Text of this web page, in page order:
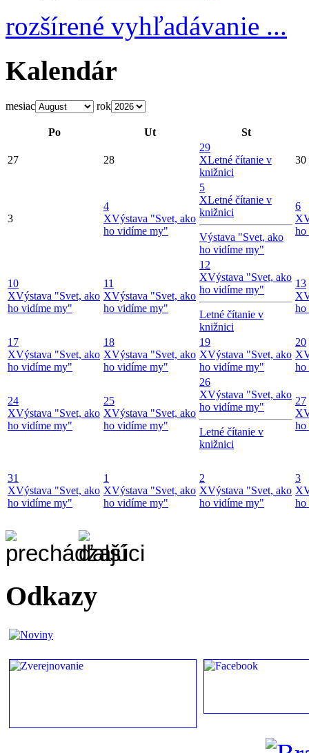
rozšírené vyhľadávanie ...
Kalendár
mesiac rok
Po Ut St
27 28
29
XLetné čítanie v
knižnici
30
3
4
XVýstava "Svet, ako
ho vidíme my"
5
XLetné čítanie v
knižnici
Výstava "Svet, ako
ho vidíme my"
6
X
ho
10
XVýstava "Svet, ako
ho vidíme my"
11
XVýstava "Svet, ako
ho vidíme my"
12
XVýstava "Svet, ako
ho vidíme my"
Letné čítanie v
knižnici
13
X
ho
17
XVýstava "Svet, ako
ho vidíme my"
18
XVýstava "Svet, ako
ho vidíme my"
19
XVýstava "Svet, ako
ho vidíme my"
20
X
ho
24
XVýstava "Svet, ako
ho vidíme my"
25
XVýstava "Svet, ako
ho vidíme my"
26
XVýstava "Svet, ako
ho vidíme my"
Letné čítanie v
knižnici
27
X
ho
31
XVýstava "Svet, ako
ho vidíme my"
1
XVýstava "Svet, ako
ho vidíme my"
2
XVýstava "Svet, ako
ho vidíme my"
3
X
ho
Odkazy